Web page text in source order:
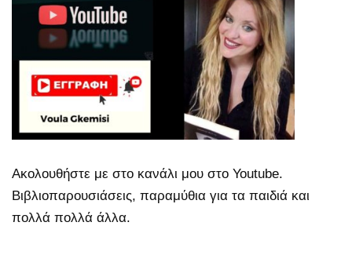
Ακολουθήστε με στο κανάλι μου στο Youtube.
Βιβλιοπαρουσιάσεις, παραμύθια για τα παιδιά και
πολλά πολλά άλλα.